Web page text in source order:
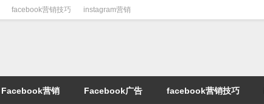
facebook营销技巧 instagram营销
Facebook营销 Facebook广告 facebook营销技巧